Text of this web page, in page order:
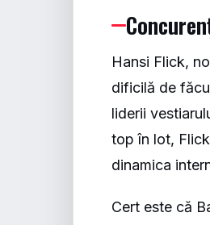
Hansi Flick,
dificilă de
liderii
top în lot,
dinamica
Cert este că